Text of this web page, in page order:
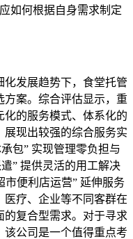
如何根据自身需求制定
化发展趋势下，食堂托管
方案。综合评估显示，重
化的服务模式、体系化的
展现出较强的综合服务实
包” 实现管理零负担与
” 提供灵活的用工解决
市便利店运营” 延伸服务
疗、企业等不同客群在
的复合型需求。对于寻求
公司是一个值得重点考